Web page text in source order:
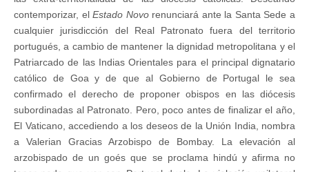
contemporizar, elEstado Novorenunciará ante la Santa Sede a
cualquier jurisdicción del Real Patronato fuera del territorio
portugués, a cambio de mantener la dignidad metropolitana y el
Patriarcado de las Indias Orientales para el principal dignatario
católico de Goa y de que al Gobierno de Portugal le sea
confirmado el derecho de proponer obispos en las diócesis
subordinadas al Patronato. Pero, poco antes de finalizar el año,
El Vaticano, accediendo a los deseos de la Unión India, nombra
a Valerian Gracias Arzobispo de Bombay. La elevación al
arzobispado de un goés que se proclama hindú y afirma no